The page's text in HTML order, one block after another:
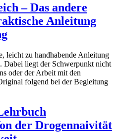
– Das andere
Anleitung
leicht zu handhabende Anleitung
Dabei liegt der Schwerpunkt nicht
oder der Arbeit mit den
folgend bei der Begleitung
der Drogennaivität